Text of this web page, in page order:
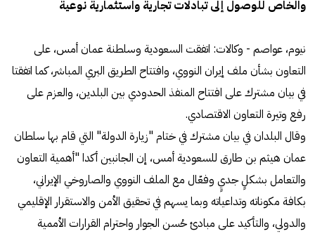
والخاص للوصول إلى تبادلات تجارية واستثمارية نوعية
نيوم، عواصم - وكالات: اتفقت السعودية وسلطنة عمان أمس، على
التعاون بشأن ملف إيران النووي، وافتتاح الطريق البري المباشر، كما اتفقتا
في بيان مشترك على افتتاح المنفذ الحدودي بين البلدين، والعزم على
رفع وتيرة التعاون الاقتصادي.
وقال البلدان في بيان مشترك في ختام "زيارة الدولة" التي قام بها سلطان
عمان هيثم بن طارق للسعودية أمس، إن الجانبين أكدا "أهمية التعاون
والتعامل بشكلٍ جديٍ وفعّال مع الملف النووي والصاروخي الإيراني،
بكافة مكوناته وتداعياته وبما يسهم في تحقيق الأمن والاستقرار الإقليمي
والدولي، والتأكيد على مبادئ حُسن الجوار واحترام القرارات الأممية